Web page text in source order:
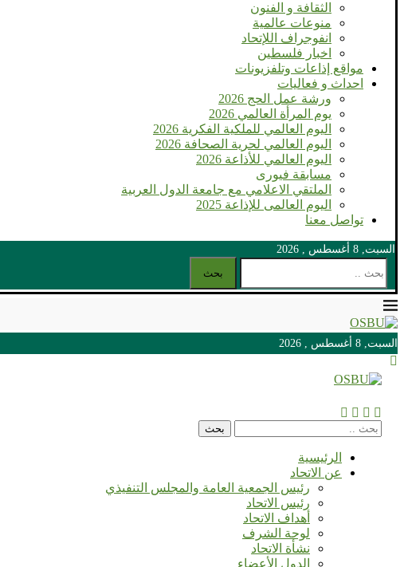
الثقافة و الفنون
منوعات عالمية
انفوجراف اللإتحاد
اخبار فلسطين
مواقع إذاعات وتلفزيونات
احداث و فعاليات
ورشة عمل الحج 2026
يوم المرأة العالمي 2026
اليوم العالمي للملكية الفكرية 2026
اليوم العالمي لحرية الصحافة 2026
اليوم العالمي للأذاعة 2026
مسابقة فيورى
الملتقي الاعلامي مع جامعة الدول العربية
اليوم العالمى للإذاعة 2025
تواصل معنا
السبت, 8 أغسطس , 2026
بحث
السبت, 8 أغسطس , 2026
بحث
الرئيسية
عن الاتحاد
رئيس الجمعية العامة والمجلس التنفيذي
رئيس الاتحاد
أهداف الاتحاد
لوحة الشرف
نشأة الاتحاد
الدول الأعضاء